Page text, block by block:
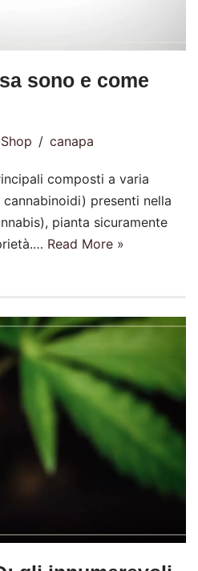
sono e come
canapa
composti a varia
presenti nella
pianta sicuramente
Read More »